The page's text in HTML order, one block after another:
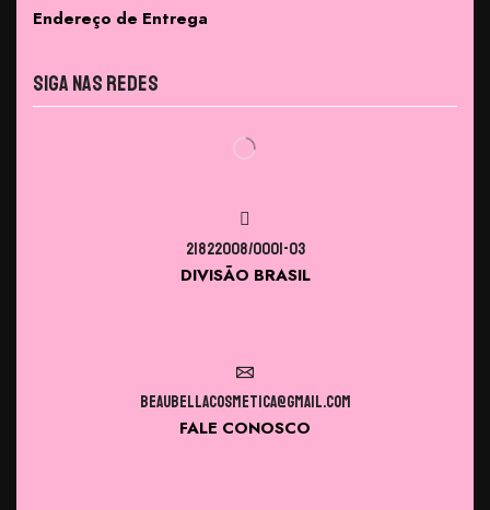
Endereço de Entrega
Siga nas Redes
21822008/0001-03
DIVISÃO BRASIL
beaubellacosmetica@gmail.com
FALE CONOSCO